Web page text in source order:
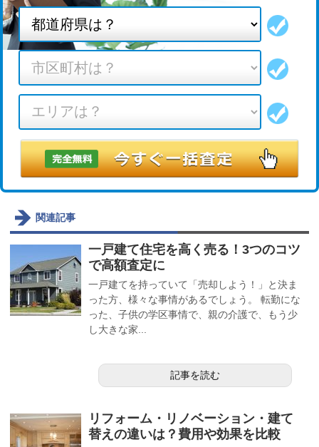
関連記事
一戸建て住宅を高く売る！3つのコツ
で高額査定に
一戸建てを持っていて「売却しよう！」と決ま
った方、様々な事情があるでしょう。 転勤にな
った、子供の学区事情で、親の介護で、もう少
し大きな家...
記事を読む
リフォーム・リノベーション・建て
替えの違いは？費用や効果を比較